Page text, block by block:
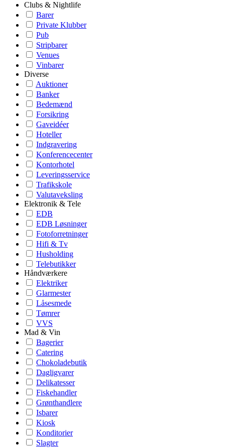
Clubs & Nightlife
Barer
Private Klubber
Pub
Stripbarer
Venues
Vinbarer
Diverse
Auktioner
Banker
Bedemænd
Forsikring
Gaveidéer
Hoteller
Indgravering
Konferencecenter
Kontorhotel
Leveringsservice
Trafikskole
Valutaveksling
Elektronik & Tele
EDB
EDB Løsninger
Fotoforretninger
Hifi & Tv
Husholding
Telebutikker
Håndværkere
Elektriker
Glarmester
Låsesmede
Tømrer
VVS
Mad & Vin
Bagerier
Catering
Chokoladebutik
Dagligvarer
Delikatesser
Fiskehandler
Grønthandlere
Isbarer
Kiosk
Konditorier
Slagter